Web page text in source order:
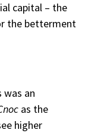
capital – the
the betterment
an
as the
higher